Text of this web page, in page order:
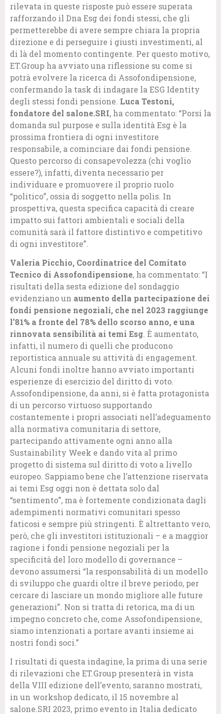
rilevata in queste risposte può essere superata
rafforzando il Dna Esg dei fondi stessi, che gli
permetterebbe di avere sempre chiara la propria
direzione e di perseguire i giusti investimenti, al
di là del momento contingente. Per questo motivo,
ET.Group ha avviato una riflessione su come si
potrà evolvere la ricerca di Assofondipensione,
confermando la task di indagare la ESG Identity
degli stessi fondi pensione. Luca Testoni,
fondatore del salone.SRI, ha commentato: “Porsi la
domanda sul purpose e sulla identità Esg è la
prossima frontiera di ogni investitore
responsabile, a cominciare dai fondi pensione.
Questo percorso di consapevolezza (chi voglio
essere?), infatti, diventa necessario per
individuare e promuovere il proprio ruolo
“politico”, ossia di soggetto nella polis. In
prospettiva, questa specifica capacità di creare
impatto sui fattori ambientali e sociali della
comunità sarà il fattore distintivo e competitivo
di ogni investitore”.
Valeria Picchio, Coordinatrice del Comitato
Tecnico di Assofondipensione, ha commentato: “I
risultati della sesta edizione del sondaggio
evidenziano un aumento della partecipazione dei
fondi pensione negoziali, che nel 2023 raggiunge
l’81% a fronte del 78% dello scorso anno, e una
rinnovata sensibilità ai temi Esg. È aumentato,
infatti, il numero di quelli che producono
reportistica annuale su attività di engagement.
Alcuni fondi inoltre hanno avviato importanti
esperienze di esercizio del diritto di voto.
Assofondipensione, da anni, si è fatta protagonista
di un percorso virtuoso supportando
costantemente i propri associati nell’adeguamento
alla normativa comunitaria di settore,
partecipando attivamente ogni anno alla
Sustainability Week e dando vita al primo
progetto di sistema sul diritto di voto a livello
europeo. Sappiamo bene che l’attenzione riservata
ai temi Esg oggi non è dettata solo dal
“sentimento”, ma è fortemente condizionata dagli
adempimenti normativi comunitari spesso
faticosi e sempre più stringenti. È altrettanto vero,
però, che gli investitori istituzionali – e a maggior
ragione i fondi pensione negoziali per la
specificità del loro modello di governance –
devono assumersi “la responsabilità di un modello
di sviluppo che guardi oltre il breve periodo, per
cercare di lasciare un mondo migliore alle future
generazioni”. Non si tratta di retorica, ma di un
impegno concreto che, come Assofondipensione,
siamo intenzionati a portare avanti insieme ai
nostri fondi soci.”
I risultati di questa indagine, la prima di una serie
di rilevazioni che ET.Group presenterà in vista
della VIII edizione dell’evento, saranno mostrati,
in un workshop dedicato, il 15 novembre al
salone.SRI 2023, primo evento in Italia dedicato